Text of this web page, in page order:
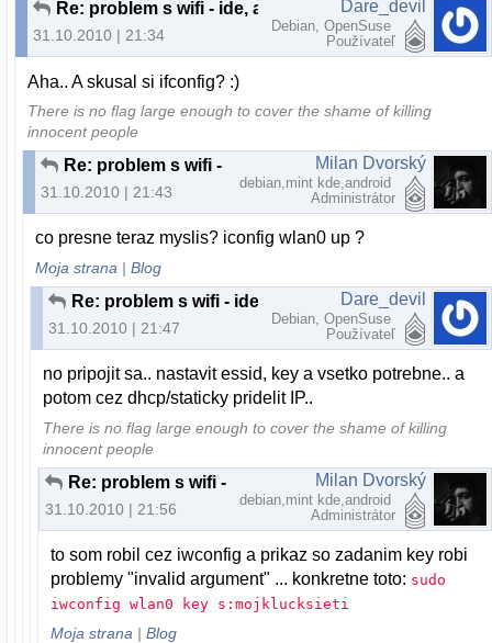
31.10.2010 | 21:34
Dare_devil
Debian, OpenSuse
Používateľ
Aha.. A skusal si ifconfig? :)
There is no flag large enough to cover the shame of killing
innocent people
31.10.2010 | 21:43
Milan Dvorský
debian,mint kde,android
Administrátor
co presne teraz myslis? iconfig wlan0 up ?
Moja strana |Blog
31.10.2010 | 21:47
Dare_devil
Debian, OpenSuse
Používateľ
no pripojit sa.. nastavit essid, key a vsetko potrebne.. a
potom cez dhcp/staticky pridelit IP..
There is no flag large enough to cover the shame of killing
innocent people
31.10.2010 | 21:56
Milan Dvorský
debian,mint kde,android
Administrátor
to som robil cez iwconfig a prikaz so zadanim key robi
problemy "invalid argument" ... konkretne toto: sudo
iwconfig wlan0 key s:mojklucksieti
Moja strana |Blog